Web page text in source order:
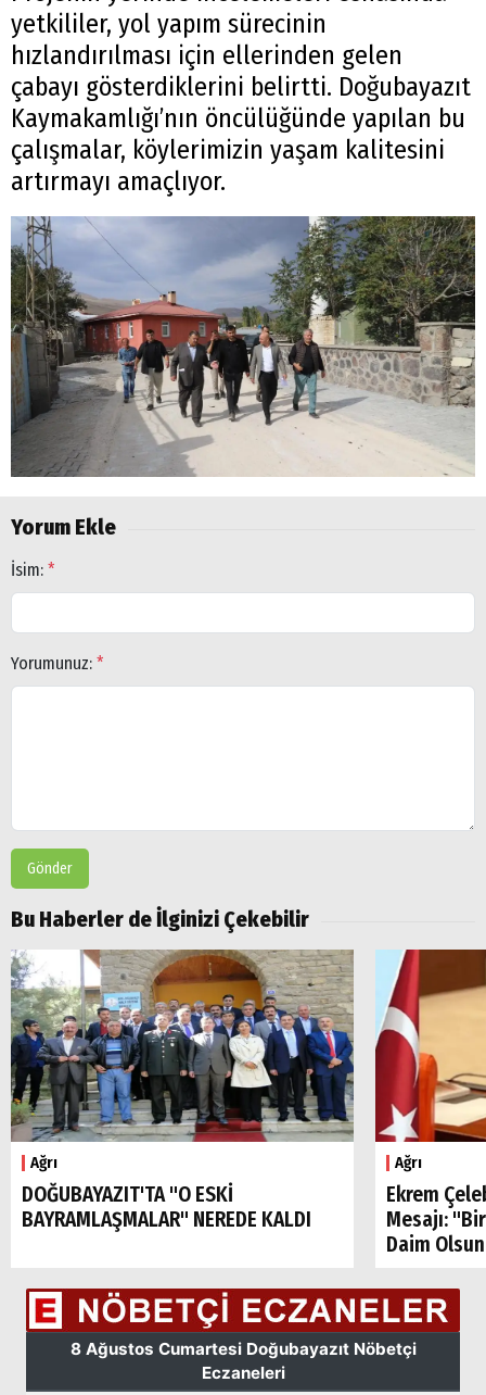
yetkililer, yol yapım sürecinin
hızlandırılması için ellerinden gelen
çabayı gösterdiklerini belirtti. Doğubayazıt
Kaymakamlığı’nın öncülüğünde yapılan bu
çalışmalar, köylerimizin yaşam kalitesini
artırmayı amaçlıyor.
Yorum Ekle
İsim: *
Yorumunuz: *
Gönder
Bu Haberler de İlginizi Çekebilir
Ağrı
DOĞUBAYAZIT'TA "O ESKİ
BAYRAMLAŞMALAR" NEREDE KALDI
Ağrı
Ekrem
Mesajı:
Daim
Arama